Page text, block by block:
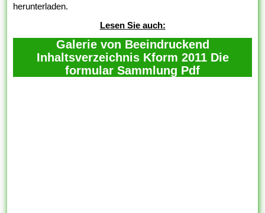
herunterladen.
Lesen Sie auch:
Galerie von Beeindruckend
Inhaltsverzeichnis Kform 2011 Die
formular Sammlung Pdf